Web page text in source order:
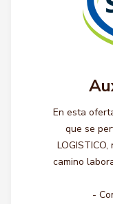
En esta
que se
camino
-